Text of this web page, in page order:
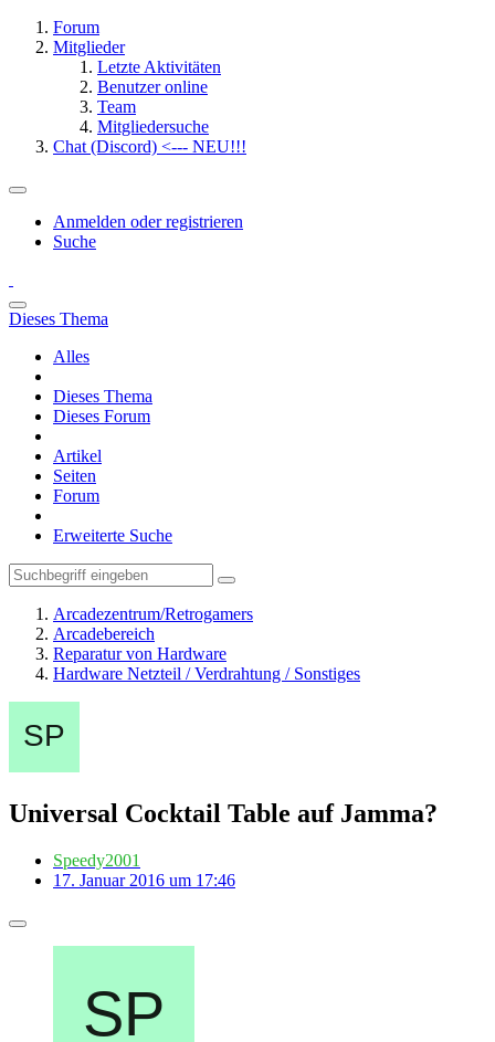
Forum
Mitglieder
Letzte Aktivitäten
Benutzer online
Team
Mitgliedersuche
Chat (Discord) <--- NEU!!!
Anmelden oder registrieren
Suche
Dieses Thema
Alles
Dieses Thema
Dieses Forum
Artikel
Seiten
Forum
Erweiterte Suche
Arcadezentrum/Retrogamers
Arcadebereich
Reparatur von Hardware
Hardware Netzteil / Verdrahtung / Sonstiges
Universal Cocktail Table auf Jamma?
Speedy2001
17. Januar 2016 um 17:46